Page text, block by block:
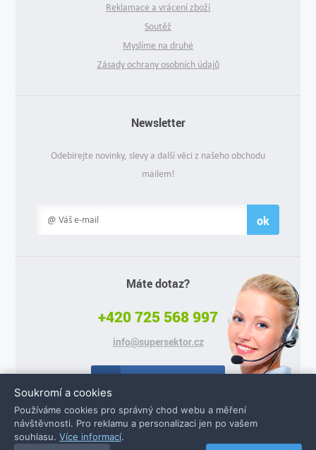
Reklamace a vrácení zboží
Soutěž
Myslíme na druhé
Zásady ochrany osobních údajů
Newsletter
Odebírejte novinky, slevy a další věci z našeho obchodu
mailem!
ok
Máte dotaz?
+420 725 568 997
info@supersektor.cz
Soukromí a cookies
Používáme cookies pro správný chod webu a měření
návštěvnosti. Pro reklamu a personalizaci jen po vašem
souhlasu. Více informací.